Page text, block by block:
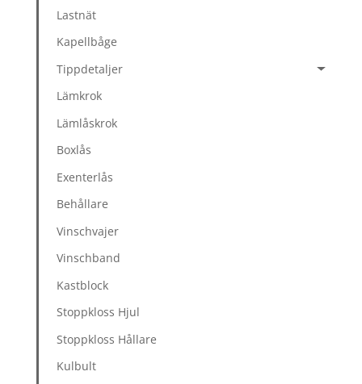
Lastnät
Kapellbåge
Tippdetaljer
Lämkrok
Lämlåskrok
Boxlås
Exenterlås
Behållare
Vinschvajer
Vinschband
Kastblock
Stoppkloss Hjul
Stoppkloss Hållare
Kulbult